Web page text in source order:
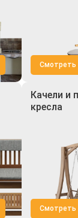
Смотреть
Качели и
кресла
Смотреть